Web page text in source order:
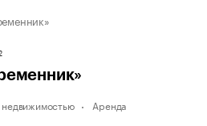
Аренда